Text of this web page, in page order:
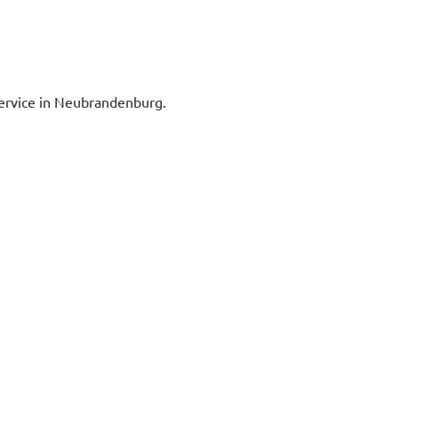
in Neubrandenburg.